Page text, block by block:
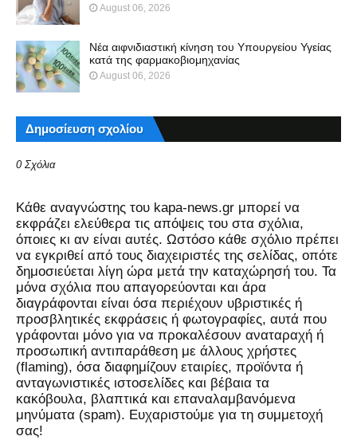
August 06, 2026
Νέα αιφνιδιαστική κίνηση του Υπουργείου Υγείας
κατά της φαρμακοβιομηχανίας
August 06, 2026
Δημοσίευση σχολίου
0 Σχόλια
Kάθε αναγνώστης του kapa-news.gr μπορεί να
εκφράζει ελεύθερα τις απόψεις του στα σχόλια,
όποιες κι αν είναι αυτές. Ωστόσο κάθε σχόλιο πρέπει
να εγκριθεί από τους διαχειριστές της σελίδας, οπότε
δημοσιεύεται λίγη ώρα μετά την καταχώρησή του. Τα
μόνα σχόλια που απαγορεύονται και άρα
διαγράφονται είναι όσα περιέχουν υβριστικές ή
προσβλητικές εκφράσεις ή φωτογραφίες, αυτά που
γράφονται μόνο για να προκαλέσουν αναταραχή ή
προσωπική αντιπαράθεση με άλλους χρήστες
(flaming), όσα διαφημίζουν εταιρίες, προϊόντα ή
ανταγωνιστικές ιστοσελίδες και βέβαια τα
κακόβουλα, βλαπτικά και επαναλαμβανόμενα
μηνύματα (spam). Ευχαριστούμε για τη συμμετοχή
σας!